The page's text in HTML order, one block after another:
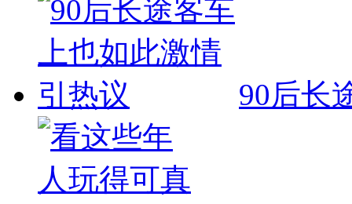
90后长